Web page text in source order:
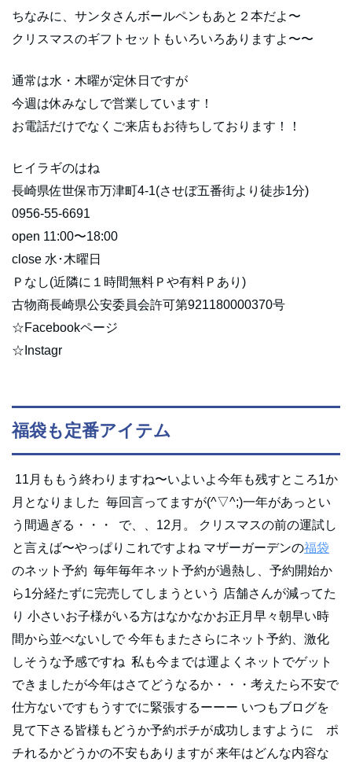
ちなみに、サンタさんボールペンもあと２本だよ〜
クリスマスのギフトセットもいろいろありますよ〜〜
通常は水・木曜が定休日ですが
今週は休みなしで営業しています！
お電話だけでなくご来店もお待ちしております！！
ヒイラギのはね
長崎県佐世保市万津町4-1(させぼ五番街より徒歩1分)
0956-55-6691
open 11:00〜18:00
close 水･木曜日
Ｐなし(近隣に１時間無料Ｐや有料Ｐあり)
古物商長崎県公安委員会許可第921180000370号
☆Facebookページ
☆Instagr
福袋も定番アイテム
11月ももう終わりますね〜いよいよ今年も残すところ1か
月となりました 毎回言ってますが(^▽^;)一年があっとい
う間過ぎる・・・ で、、12月。 クリスマスの前の運試し
と言えば〜やっぱりこれですよね マザーガーデンの福袋
のネット予約 毎年毎年ネット予約が過熱し、予約開始か
ら1分経たずに完売してしまうという 店舗さんが減ってた
り 小さいお子様がいる方はなかなかお正月早々朝早い時
間から並べないしで 今年もまたさらにネット予約、激化
しそうな予感ですね 私も今までは運よくネットでゲット
できましたが今年はさてどうなるか・・・考えたら不安で
仕方ないですもうすでに緊張するーーー いつもブログを
見て下さる皆様もどうか予約ポチが成功しますように ポ
チれるかどうかの不安もありますが 来年はどんな内容な